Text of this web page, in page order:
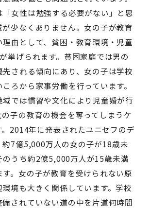
女性は勉強する必要がない」と思
少なくありません。女の子が教育
由として、貧困・教育環境・児童
挙げられます。貧困家庭では男の
される傾向にあり、女の子は学校
ろから家事労働を行っています。
域では慣習や文化により児童婚が行
子の教育の機会を奪ってしまうケ
2014年に発表されたユニセフのデ
約7億5,000万人の女の子が18歳未
のうち約2億5,000万人が15歳未満
。女の子が教育を受けられない原
境も大きく関係しています。学校
されていない道の中を片道何時間